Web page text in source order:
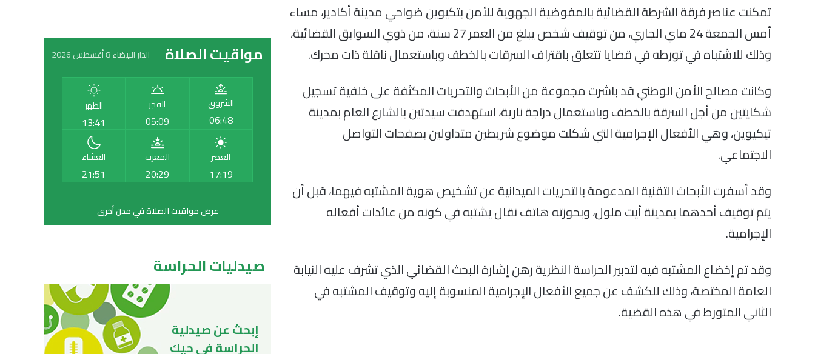
تمكنت عناصر فرقة الشرطة القضائية بالمفوضية الجهوية للأمن بتكيوين ضواحي مدينة أكادير، مساء
أمس الجمعة 24 ماي الجاري، من توقيف شخص يبلغ من العمر 27 سنة، من ذوي السوابق القضائية،
وذلك للاشتباه في تورطه في قضايا تتعلق باقتراف السرقات بالخطف وباستعمال ناقلة ذات محرك.
وكانت مصالح الأمن الوطني قد باشرت مجموعة من الأبحاث والتحريات المكثفة على خلفية تسجيل
شكايتين من أجل السرقة بالخطف وباستعمال دراجة نارية، استهدفت سيدتين بالشارع العام بمدينة
تيكيوين، وهي الأفعال الإجرامية التي شكلت موضوع شريطين متداولين بصفحات التواصل
الاجتماعي.
وقد أسفرت الأبحاث التقنية المدعومة بالتحريات الميدانية عن تشخيص هوية المشتبه فيهما، قبل أن
يتم توقيف أحدهما بمدينة أيت ملول، وبحوزته هاتف نقال يشتبه في كونه من عائدات أفعاله
الإجرامية.
وقد تم إخضاع المشتبه فيه لتدبير الحراسة النظرية رهن إشارة البحث القضائي الذي تشرف عليه النيابة
العامة المختصة، وذلك للكشف عن جميع الأفعال الإجرامية المنسوبة إليه وتوقيف المشتبه في
الثاني المتورط في هذه القضية.